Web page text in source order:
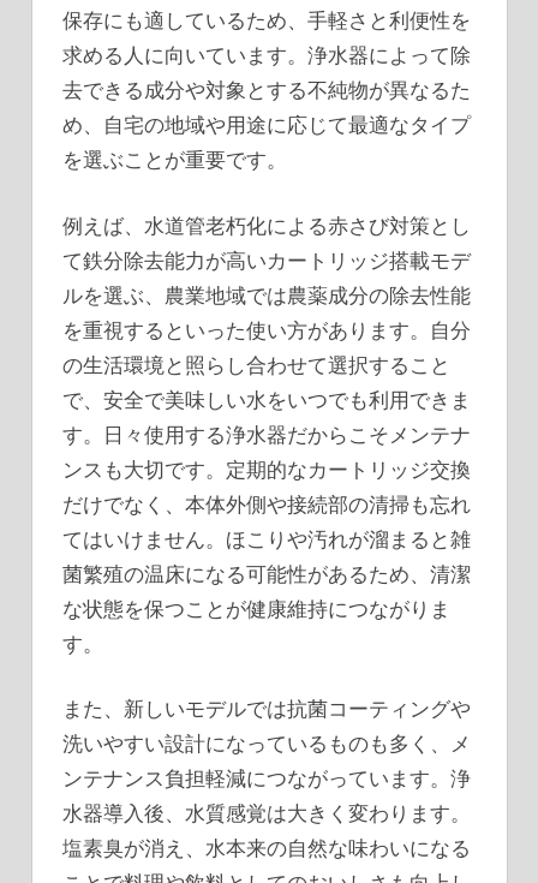
保存にも適しているため、手軽さと利便性を
求める人に向いています。浄水器によって除
去できる成分や対象とする不純物が異なるた
め、自宅の地域や用途に応じて最適なタイプ
を選ぶことが重要です。
例えば、水道管老朽化による赤さび対策とし
て鉄分除去能力が高いカートリッジ搭載モデ
ルを選ぶ、農業地域では農薬成分の除去性能
を重視するといった使い方があります。自分
の生活環境と照らし合わせて選択すること
で、安全で美味しい水をいつでも利用できま
す。日々使用する浄水器だからこそメンテナ
ンスも大切です。定期的なカートリッジ交換
だけでなく、本体外側や接続部の清掃も忘れ
てはいけません。ほこりや汚れが溜まると雑
菌繁殖の温床になる可能性があるため、清潔
な状態を保つことが健康維持につながりま
す。
また、新しいモデルでは抗菌コーティングや
洗いやすい設計になっているものも多く、メ
ンテナンス負担軽減につながっています。浄
水器導入後、水質感覚は大きく変わります。
塩素臭が消え、水本来の自然な味わいになる